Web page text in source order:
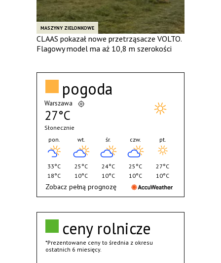
MASZYNY ZIELONKOWE
CLAAS pokazał nowe przetrząsacze VOLTO.
Flagowy model ma aż 10,8 m szerokości
ceny rolnicze
*Prezentowane ceny to średnia z okresu
ostatnich 6 miesięcy.
pogoda
Warszawa
27°C
Słonecznie
pon.
33°C
18°C
wt.
25°C
10°C
śr.
24°C
10°C
czw.
25°C
10°C
pt.
27°C
10°C
Zobacz pełną prognozę